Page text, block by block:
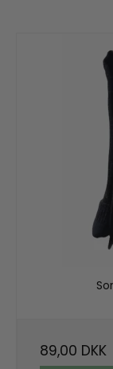
89,00 DKK